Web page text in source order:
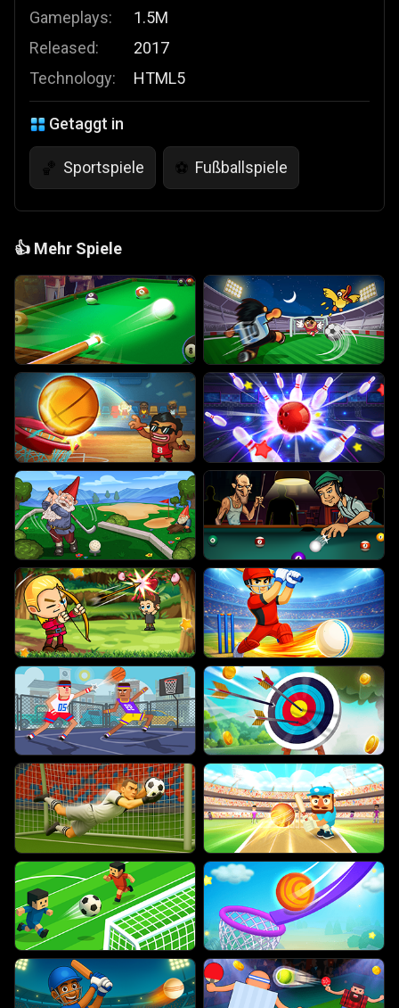
Gameplays:
Released:
Technology:
1.5M
2017
HTML5
Getaggt in
🏀 Sportspiele ⚽ Fußballspiele
👍 Mehr Spiele